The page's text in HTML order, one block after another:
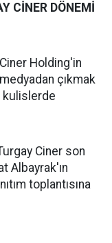
CİNER DÖNEMİ
Holding'in
çıkmak
kulislerde
Ciner son
Albayrak'ın
toplantısına